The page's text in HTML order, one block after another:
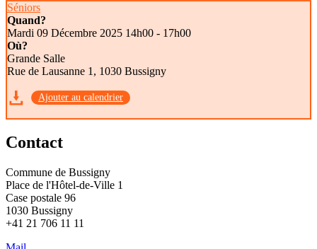
Séniors
Quand?
Mardi 09 Décembre 2025 14h00 - 17h00
Où?
Grande Salle
Rue de Lausanne 1, 1030 Bussigny
Ajouter au calendrier
Contact
Commune de Bussigny
Place de l'Hôtel-de-Ville 1
Case postale 96
1030 Bussigny
+41 21 706 11 11